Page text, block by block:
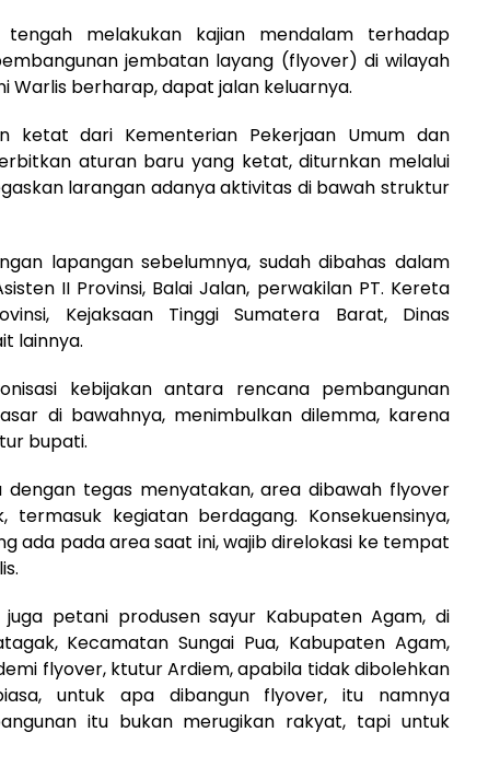
tengah melakukan kajian mendalam terhadap
jembatan layang (flyover) di wilayah
Warlis berharap, dapat jalan keluarnya.
ketat dari Kementerian Pekerjaan Umum dan
aturan baru yang ketat, diturnkan melalui
larangan adanya aktivitas di bawah struktur
lapangan sebelumnya, sudah dibahas dalam
II Provinsi, Balai Jalan, perwakilan PT. Kereta
Kejaksaan Tinggi Sumatera Barat, Dinas
lainnya.
kebijakan antara rencana pembangunan
di bawahnya, menimbulkan dilemma, karena
bupati.
dengan tegas menyatakan, area dibawah flyover
kegiatan berdagang. Konsekuensinya,
ada pada area saat ini, wajib direlokasi ke tempat
petani produsen sayur Kabupaten Agam, di
Kecamatan Sungai Pua, Kabupaten Agam,
flyover, ktutur Ardiem, apabila tidak dibolehkan
untuk apa dibangun flyover, itu namnya
itu bukan merugikan rakyat, tapi untuk